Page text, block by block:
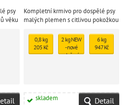
psy
věku
Kompletní krmivo pro dospělé psy
malých plemen s citlivou pokožkou
0,8 kg
205 Kč
2 kg NEW
- nové
složení
6 kg
947 Kč
skladem Detail